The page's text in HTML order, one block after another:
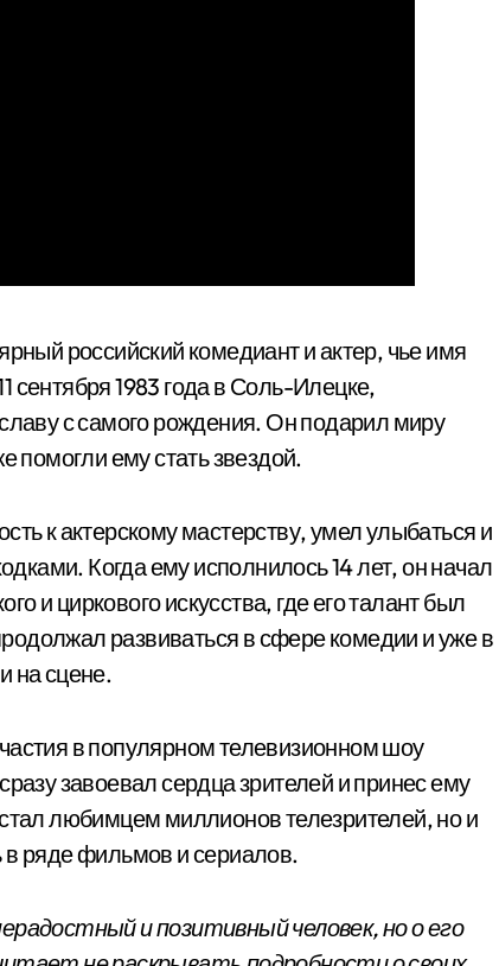
российский комедиант и актер, чье имя
1983 года в Соль-Илецке,
с самого рождения. Он подарил миру
помогли ему стать звездой.
к актерскому мастерству, умел улыбаться и
Когда ему исполнилось 14 лет, он начал
и циркового искусства, где его талант был
развиваться в сфере комедии и уже в
на сцене.
в популярном телевизионном шоу
завоевал сердца зрителей и принес ему
любимцем миллионов телезрителей, но и
ряде фильмов и сериалов.
и позитивный человек, но о его